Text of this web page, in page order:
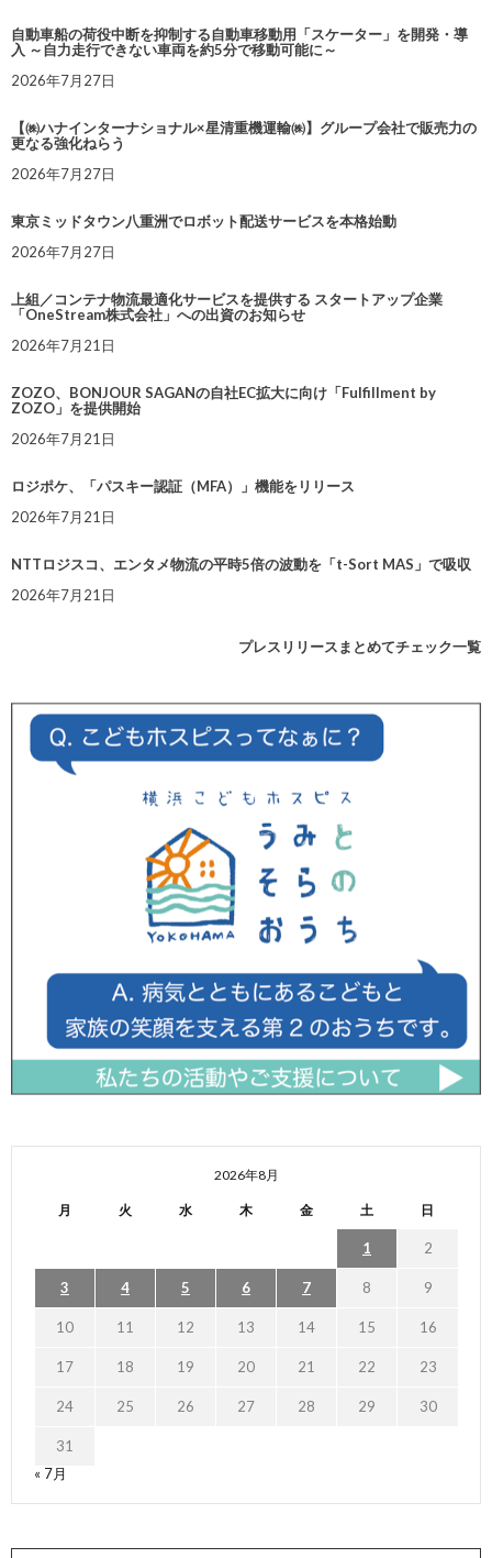
自動車船の荷役中断を抑制する自動車移動用「スケーター」を開発・導
入 ～自力走行できない車両を約5分で移動可能に～
2026年7月27日
【㈱ハナインターナショナル×星清重機運輸㈱】グループ会社で販売力の
更なる強化ねらう
2026年7月27日
東京ミッドタウン八重洲でロボット配送サービスを本格始動
2026年7月27日
上組／コンテナ物流最適化サービスを提供する スタートアップ企業
「OneStream株式会社」への出資のお知らせ
2026年7月21日
ZOZO、BONJOUR SAGANの自社EC拡大に向け「Fulfillment by
ZOZO」を提供開始
2026年7月21日
ロジポケ、「パスキー認証（MFA）」機能をリリース
2026年7月21日
NTTロジスコ、エンタメ物流の平時5倍の波動を「t-Sort MAS」で吸収
2026年7月21日
プレスリリースまとめてチェック一覧
2026年8月
月 火 水 木 金 土 日
1 2
3 4 5 6 7 8 9
10 11 12 13 14 15 16
17 18 19 20 21 22 23
24 25 26 27 28 29 30
31
« 7月